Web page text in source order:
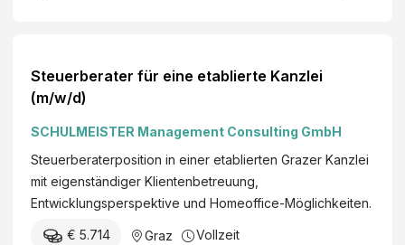
Steuerberater für eine etablierte Kanzlei
(m/w/d)
SCHULMEISTER Management Consulting GmbH
Steuerberaterposition in einer etablierten Grazer Kanzlei
mit eigenständiger Klientenbetreuung,
Entwicklungsperspektive und Homeoffice-Möglichkeiten.
€ 5.714 Graz Vollzeit